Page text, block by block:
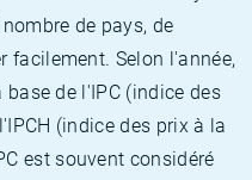
de pays, de
facilement. Selon l'année,
de l'IPC (indice des
(indice des prix à la
est souvent considéré